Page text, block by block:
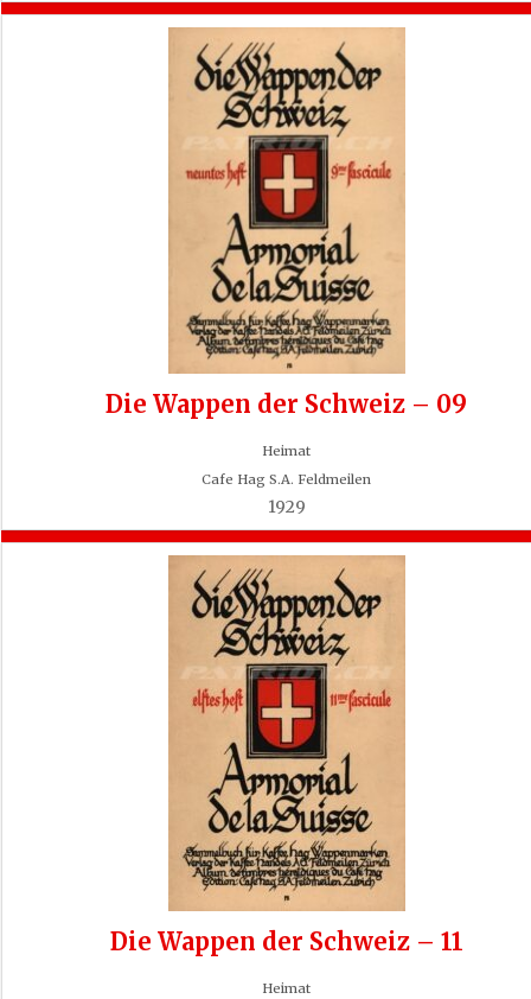
Die Wappen der Schweiz – 09
Heimat
Cafe Hag S.A. Feldmeilen
1929
Die Wappen der Schweiz – 11
Heimat